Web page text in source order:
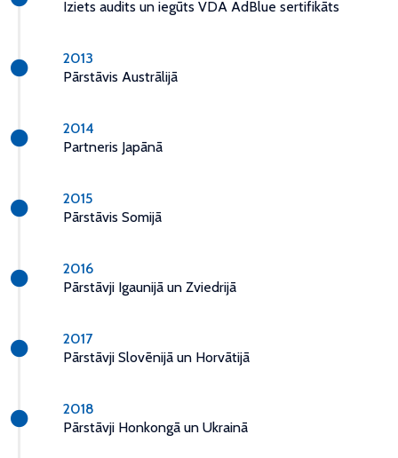
Iziets audits un iegūts VDA AdBlue sertifikāts
2013
Pārstāvis Austrālijā
2014
Partneris Japānā
2015
Pārstāvis Somijā
2016
Pārstāvji Igaunijā un Zviedrijā
2017
Pārstāvji Slovēnijā un Horvātijā
2018
Pārstāvji Honkongā un Ukrainā